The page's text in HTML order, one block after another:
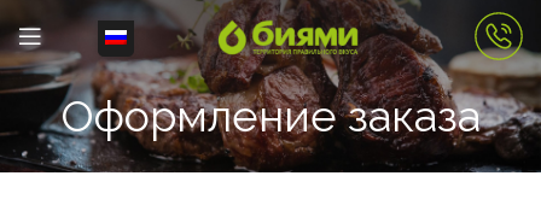
Оформление заказа